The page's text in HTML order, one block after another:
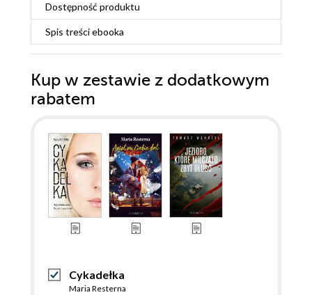
Dostępność produktu
Spis treściebooka
Kup w zestawie z dodatkowym
rabatem
Cykadełka
Maria Resterna